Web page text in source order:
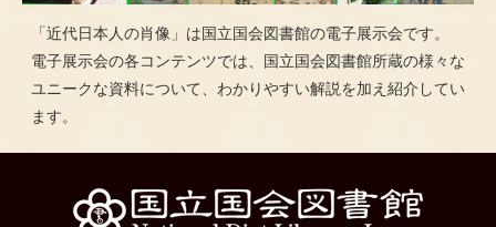
「近代日本人の肖像」は国立国会図書館の電子展示会です。
電子展示会の各コンテンツでは、国立国会図書館所蔵の様々な
ユニークな資料について、わかりやすい解説を加え紹介してい
ます。